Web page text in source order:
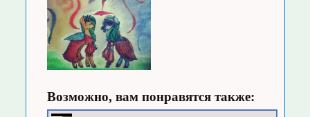
Возможно, вам понравятся также: